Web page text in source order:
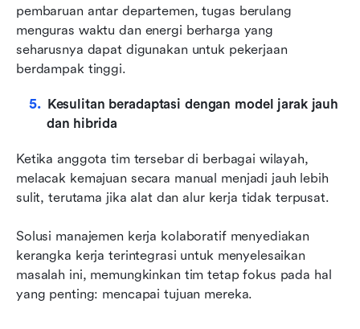
pembaruan antar departemen, tugas berulang
menguras waktu dan energi berharga yang
seharusnya dapat digunakan untuk pekerjaan
berdampak tinggi.
Kesulitan beradaptasi dengan model jarak jauh
dan hibrida
Ketika anggota tim tersebar di berbagai wilayah,
melacak kemajuan secara manual menjadi jauh lebih
sulit, terutama jika alat dan alur kerja tidak terpusat.
Solusi manajemen kerja kolaboratif menyediakan
kerangka kerja terintegrasi untuk menyelesaikan
masalah ini, memungkinkan tim tetap fokus pada hal
yang penting: mencapai tujuan mereka.